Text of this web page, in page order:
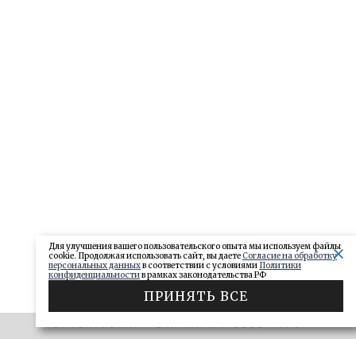
Для улучшения вашего пользовательского опыта мы используем файлы
cookie. Продолжая использовать сайт, вы даетеСогласие на обработку
персональных данныхв соответствии с условиями Политики
конфиденциальностив рамках законодательства РФ
ПРИНЯТЬ ВСЕ
ЭФФЕКТИВНАЯ РЕКЛАМА НА OBOZ.INFO